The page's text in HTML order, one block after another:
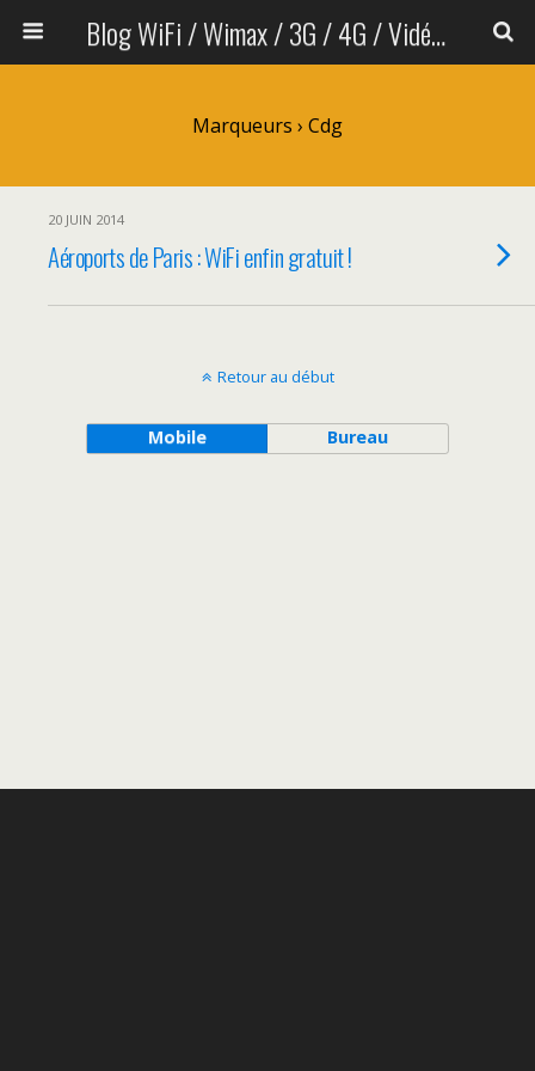
Blog WiFi / Wimax / 3G / 4G / Vidéo sans fil
Marqueurs › Cdg
20 JUIN 2014
Aéroports de Paris : WiFi enfin gratuit !
Retour au début
Mobile Bureau